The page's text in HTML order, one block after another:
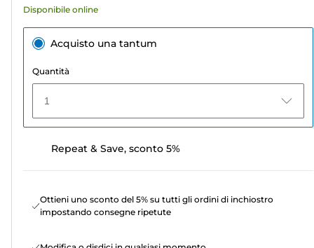
Disponibile online
Acquisto una tantum
Quantità
1
Repeat & Save, sconto 5%
Ottieni uno sconto del 5% su tutti gli ordini di inchiostro
impostando consegne ripetute